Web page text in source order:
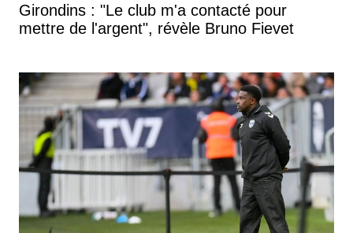
Girondins : "Le club m'a contacté pour
mettre de l'argent", révèle Bruno Fievet